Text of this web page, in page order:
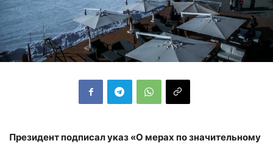
Президент подписал указ «О мерах по значительному